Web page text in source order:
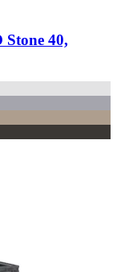
40,